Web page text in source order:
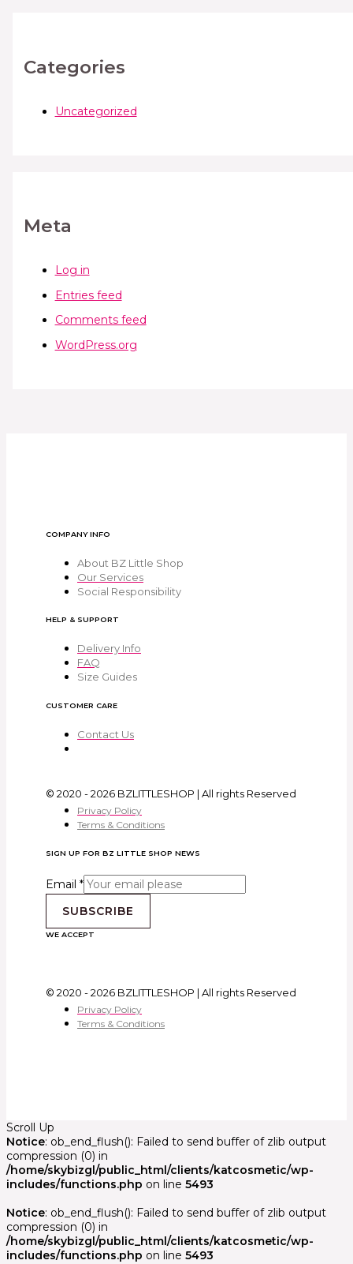
Categories
Uncategorized
Meta
Log in
Entries feed
Comments feed
WordPress.org
COMPANY INFO
About BZ Little Shop
Our Services
Social Responsibility
HELP & SUPPORT
Delivery Info
FAQ
Size Guides
CUSTOMER CARE
Contact Us
© 2020 - 2026 BZLITTLESHOP | All rights Reserved
Privacy Policy
Terms & Conditions
SIGN UP FOR BZ LITTLE SHOP NEWS
Email *
SUBSCRIBE
WE ACCEPT
© 2020 - 2026 BZLITTLESHOP | All rights Reserved
Privacy Policy
Terms & Conditions
Scroll Up
Notice: ob_end_flush(): Failed to send buffer of zlib output
compression (0) in
/home/skybizgl/public_html/clients/katcosmetic/wp-
includes/functions.php on line 5493
Notice: ob_end_flush(): Failed to send buffer of zlib output
compression (0) in
/home/skybizgl/public_html/clients/katcosmetic/wp-
includes/functions.php on line 5493